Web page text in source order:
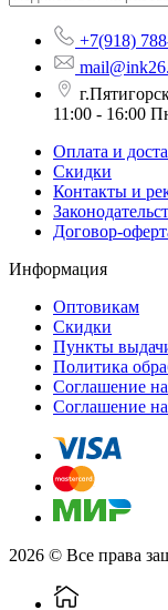
+7(918)
11:00 - 16:00
Оплата и
Скидки
Контакты и
Договор-
Информация
Оптовикам
Скидки
Пункты
Политика
Соглашение
Соглашение
2026 © Все права